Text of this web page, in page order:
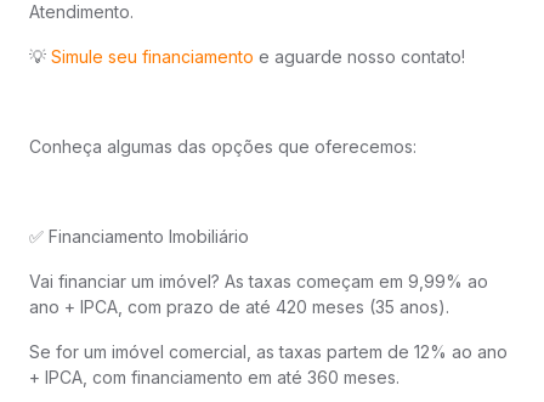
Atendimento.
💡 Simule seu financiamento e aguarde nosso contato!
Conheça algumas das opções que oferecemos:
✅ Financiamento Imobiliário
Vai financiar um imóvel? As taxas começam em 9,99% ao
ano + IPCA, com prazo de até 420 meses (35 anos).
Se for um imóvel comercial, as taxas partem de 12% ao ano
+ IPCA, com financiamento em até 360 meses.